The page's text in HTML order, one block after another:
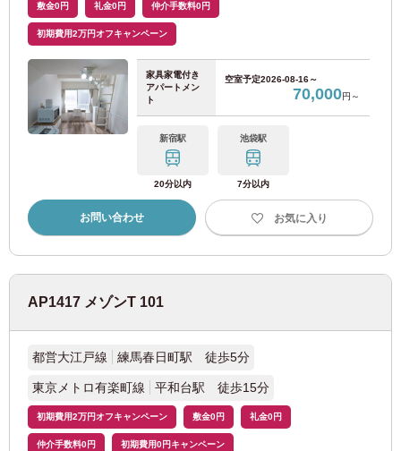
敷金0円 礼金0円 仲介手数料0円
初期費用2万円オフキャンペーン
家具家電付き
アパートメン
ト
空室予定2026-08-16～
70,000円～
新宿駅
20分以内
池袋駅
7分以内
お問い合わせ お気に入り
AP1417 メゾンT 101
都営大江戸線 練馬春日町駅 徒歩5分
東京メトロ有楽町線 平和台駅 徒歩15分
初期費用2万円オフキャンペーン 敷金0円 礼金0円
仲介手数料0円 初期費用0円キャンペーン
京阪中之島線 (1)
南海本線 (10)
阪堺電気軌道
阪堺電軌上町線
近畿日本鉄道
近鉄南大阪線 (7)